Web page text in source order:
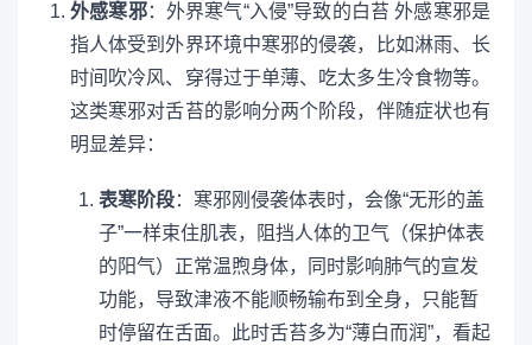
外感寒邪：外界寒气“入侵”导致的白苔 外感寒邪是
指人体受到外界环境中寒邪的侵袭，比如淋雨、长
时间吹冷风、穿得过于单薄、吃太多生冷食物等。
这类寒邪对舌苔的影响分两个阶段，伴随症状也有
明显差异：
表寒阶段：寒邪刚侵袭体表时，会像“无形的盖
子”一样束住肌表，阻挡人体的卫气（保护体表
的阳气）正常温煦身体，同时影响肺气的宣发
功能，导致津液不能顺畅输布到全身，只能暂
时停留在舌面。此时舌苔多为“薄白而润”，看起